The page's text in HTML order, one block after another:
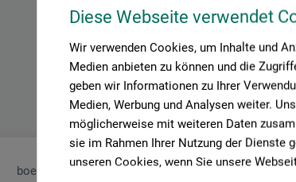
Diese Webseite verwendet
Wir verwenden Cookies, um Inhalte und
Medien anbieten zu können und die
geben wir Informationen zu Ihrer
Medien, Werbung und Analysen weiter.
möglicherweise mit weiteren Daten
sie im Rahmen Ihrer Nutzung der Dienste
unseren Cookies, wenn Sie unsere
Hier finden Sie die
boesner GmbH holding + innovations